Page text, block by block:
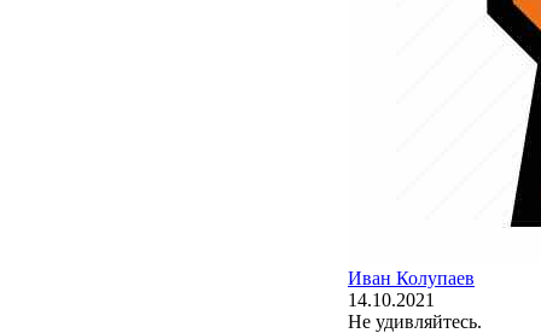
Иван Колупаев
14.10.2021
Не удивляйтесь.